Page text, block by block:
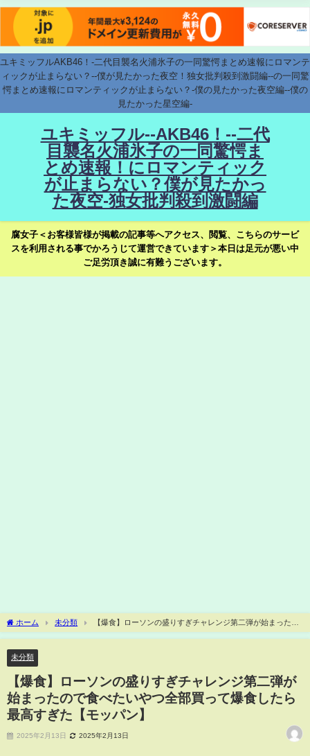
ユキミッフルAKB46！-二代目襲名火浦氷子の一同驚愕まとめ速報にロマンテ
ィックが止まらない？--僕が見たかった夜空！独女批判殺到激闘編--の一同驚
愕まとめ速報にロマンティックが止まらない？-僕の見たかった夜空編--僕の
見たかった星空編-
ユキミッフル--AKB46！--二代
目襲名火浦氷子の一同驚愕ま
とめ速報！にロマンティック
が止まらない？僕が見たかっ
た夜空-独女批判殺到激闘編
腐女子＜お客様皆様が掲載の記事等へアクセス、閲覧、こちらのサービ
スを利用される事でかろうじて運営できています＞本日は足元が悪い中
ご足労頂き誠に有難うございます。
ホーム 未分類
【爆食】ローソンの盛りすぎチャレンジ第二弾が始まったの
で食べたいやつ全部買って爆食したら最高すぎた【モッパン】
未分類
【爆食】ローソンの盛りすぎチャレンジ第二弾が
始まったので食べたいやつ全部買って爆食したら
最高すぎた【モッパン】
2025年2月13日 2025年2月13日